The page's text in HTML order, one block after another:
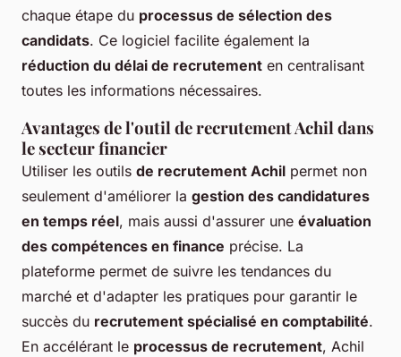
chaque étape du processus de sélection des
candidats. Ce logiciel facilite également la
réduction du délai de recrutement en centralisant
toutes les informations nécessaires.
Avantages de l'outil de recrutement Achil dans
le secteur financier
Utiliser les outils de recrutement Achil permet non
seulement d'améliorer la gestion des candidatures
en temps réel, mais aussi d'assurer une évaluation
des compétences en finance précise. La
plateforme permet de suivre les tendances du
marché et d'adapter les pratiques pour garantir le
succès du recrutement spécialisé en comptabilité.
En accélérant le processus de recrutement, Achil